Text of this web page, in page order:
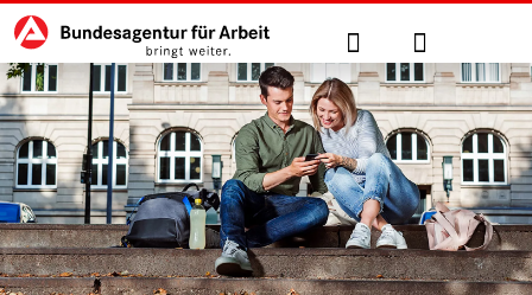
zu den Hauptinhalten springen
Hauptnavigation Suche Anmelden